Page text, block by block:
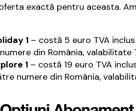
exactă pentru aceasta.
1 – costă 5 euro TVA
din România, valabilitate
1 – costă 19 euro TVA
numere din România,